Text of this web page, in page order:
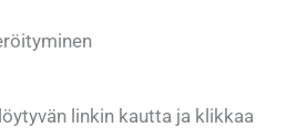
linkin kautta ja klikkaa